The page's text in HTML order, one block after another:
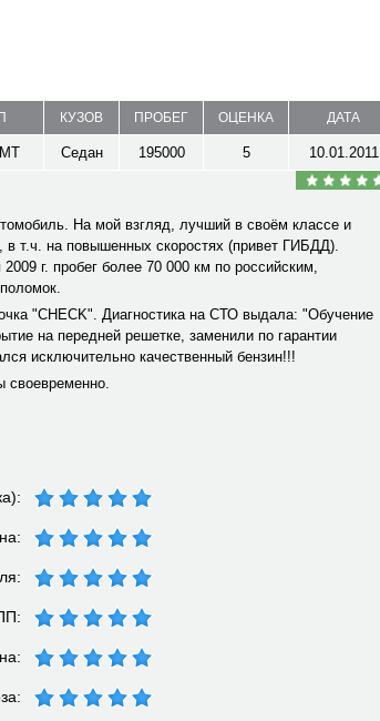
КУЗОВ ПРОБЕГ ОЦЕНКА ДАТА
Седан 195000 5 10.01.2011
На мой взгляд, лучший в своём классе и
в т.ч. на повышенных скоростях (привет ГИБДД).
г. пробег более 70 000 км по российским,
"СHECK". Диагностика на СТО выдала: "Обучение
на передней решетке, заменили по гарантии
исключительно качественный бензин!!!
своевременно.